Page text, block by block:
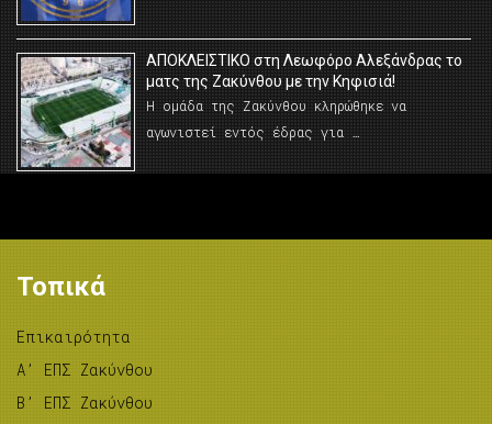
AΠΟΚΛΕΙΣΤΙΚΟ στη Λεωφόρο Αλεξάνδρας το
ματς της Ζακύνθου με την Κηφισιά!
Η ομάδα της Ζακύνθου κληρώθηκε να
αγωνιστεί εντός έδρας για …
Τοπικά
Επικαιρότητα
A’ ΕΠΣ Ζακύνθου
B’ ΕΠΣ Ζακύνθου